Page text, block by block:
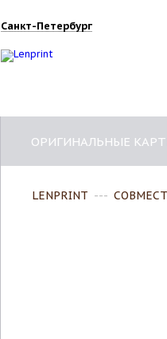
Санкт-Петербург
ОРИГИНАЛЬНЫЕ
LENPRINT ---